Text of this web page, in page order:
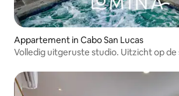
Appartement in Cabo San Lucas
Volledig uitgeruste studio. Uitzicht op de